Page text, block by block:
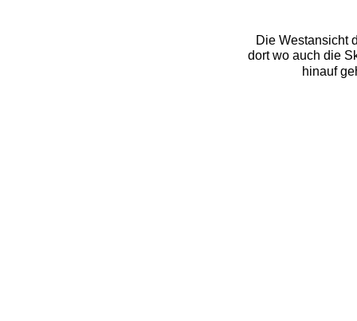
Die Westansicht
dort wo auch die
hinauf